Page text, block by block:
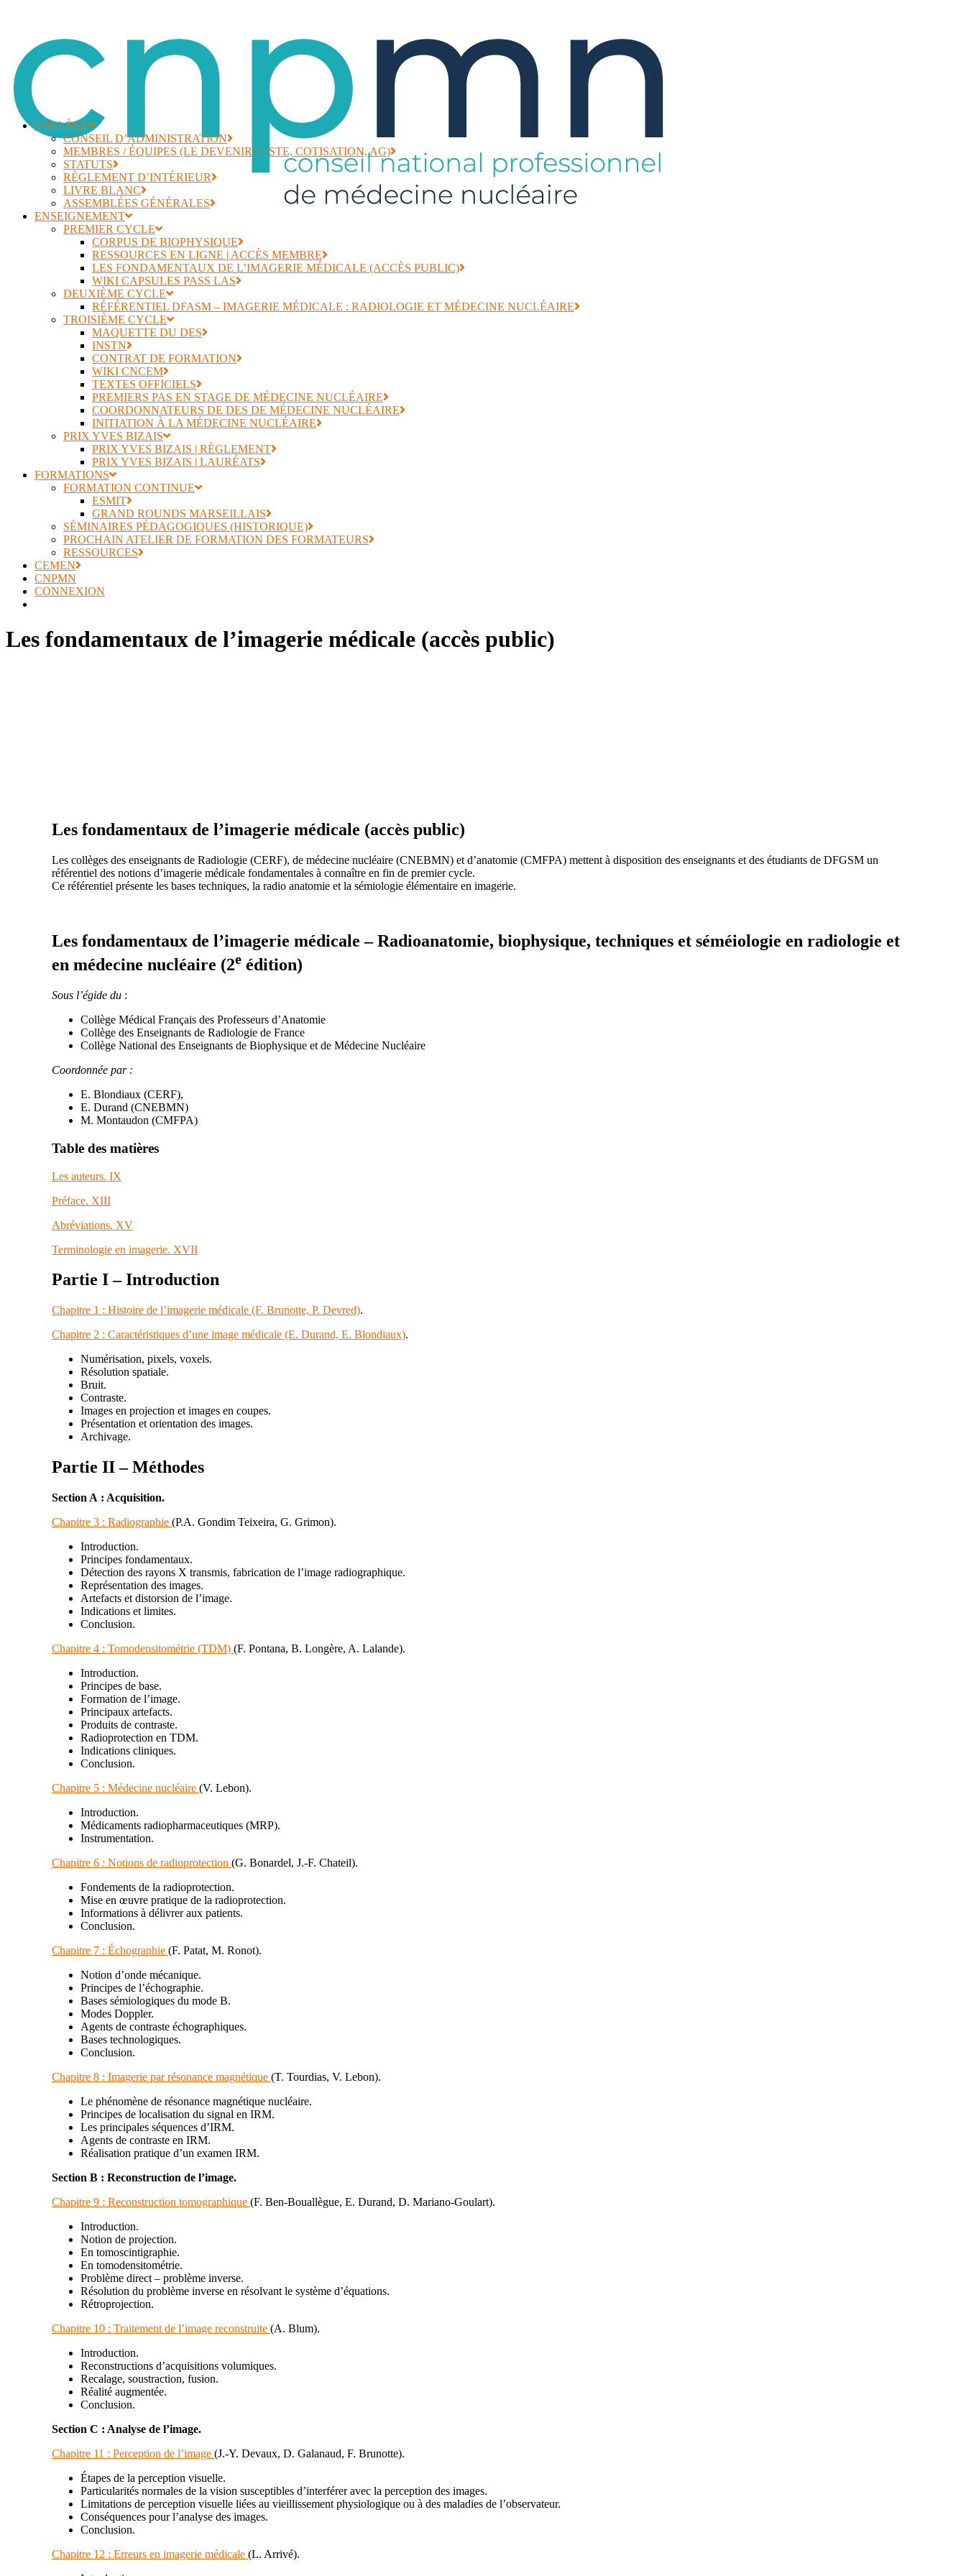
COLLÈGE
CONSEIL D’ADMINISTRATION
MEMBRES / ÉQUIPES (LE DEVENIR, LISTE, COTISATION, AG)
STATUTS
RÈGLEMENT D’INTÉRIEUR
LIVRE BLANC
ASSEMBLÉES GÉNÉRALES
ENSEIGNEMENT
PREMIER CYCLE
CORPUS DE BIOPHYSIQUE
RESSOURCES EN LIGNE | ACCÈS MEMBRE
LES FONDAMENTAUX DE L’IMAGERIE MÉDICALE (ACCÈS PUBLIC)
WIKI CAPSULES PASS LAS
DEUXIÈME CYCLE
RÉFÉRENTIEL DFASM – IMAGERIE MÉDICALE : RADIOLOGIE ET MÉDECINE NUCLÉAIRE
TROISIÈME CYCLE
MAQUETTE DU DES
INSTN
CONTRAT DE FORMATION
WIKI CNCEM
TEXTES OFFICIELS
PREMIERS PAS EN STAGE DE MÉDECINE NUCLÉAIRE
COORDONNATEURS DE DES DE MÉDECINE NUCLÉAIRE
INITIATION À LA MÉDECINE NUCLÉAIRE
PRIX YVES BIZAIS
PRIX YVES BIZAIS | RÈGLEMENT
PRIX YVES BIZAIS | LAURÉATS
FORMATIONS
FORMATION CONTINUE
ESMIT
GRAND ROUNDS MARSEILLAIS
SÉMINAIRES PÉDAGOGIQUES (HISTORIQUE)
PROCHAIN ATELIER DE FORMATION DES FORMATEURS
RESSOURCES
CEMEN
CNPMN
CONNEXION
Les fondamentaux de l’imagerie médicale (accès public)
Les fondamentaux de l’imagerie médicale (accès public)
Les collèges des enseignants de Radiologie (CERF), de médecine nucléaire (CNEBMN) et d’anatomie (CMFPA) mettent à disposition des enseignants et des étudiants de DFGSM un
référentiel des notions d’imagerie médicale fondamentales à connaître en fin de premier cycle.
Ce référentiel présente les bases techniques, la radio anatomie et la sémiologie élémentaire en imagerie.
Les fondamentaux de l’imagerie médicale –Radioanatomie, biophysique, techniques et séméiologie en radiologie et
en médecine nucléaire (2e édition)
Sous l’égide du :
Collège Médical Français des Professeurs d’Anatomie
Collège des Enseignants de Radiologie de France
Collège National des Enseignants de Biophysique et de Médecine Nucléaire
Coordonnée par :
E. Blondiaux (CERF),
E. Durand (CNEBMN)
M. Montaudon (CMFPA)
Table des matières
Les auteurs. IX
Préface. XIII
Abréviations. XV
Terminologie en imagerie. XVII
Partie I –Introduction
Chapitre 1 : Histoire de l’imagerie médicale (F. Brunotte, P. Devred).
Chapitre 2 : Caractéristiques d’une image médicale (E. Durand, E. Blondiaux).
Numérisation, pixels, voxels.
Résolution spatiale.
Bruit.
Contraste.
Images en projection et images en coupes.
Présentation et orientation des images.
Archivage.
Partie II –Méthodes
Section A : Acquisition.
Chapitre 3 : Radiographie (P.A. Gondim Teixeira, G. Grimon).
Introduction.
Principes fondamentaux.
Détection des rayons X transmis, fabrication de l’image radiographique.
Représentation des images.
Artefacts et distorsion de l’image.
Indications et limites.
Conclusion.
Chapitre 4 : Tomodensitométrie (TDM) (F. Pontana, B. Longère, A. Lalande).
Introduction.
Principes de base.
Formation de l’image.
Principaux artefacts.
Produits de contraste.
Radioprotection en TDM.
Indications cliniques.
Conclusion.
Chapitre 5 : Médecine nucléaire (V. Lebon).
Introduction.
Médicaments radiopharmaceutiques (MRP).
Instrumentation.
Chapitre 6 : Notions de radioprotection (G. Bonardel, J.-F. Chateil).
Fondements de la radioprotection.
Mise en œuvre pratique de la radioprotection.
Informations à délivrer aux patients.
Conclusion.
Chapitre 7 : Échographie (F. Patat, M. Ronot).
Notion d’onde mécanique.
Principes de l’échographie.
Bases sémiologiques du mode B.
Modes Doppler.
Agents de contraste échographiques.
Bases technologiques.
Conclusion.
Chapitre 8 : Imagerie par résonance magnétique (T. Tourdias, V. Lebon).
Le phénomène de résonance magnétique nucléaire.
Principes de localisation du signal en IRM.
Les principales séquences d’IRM.
Agents de contraste en IRM.
Réalisation pratique d’un examen IRM.
Section B : Reconstruction de l’image.
Chapitre 9 : Reconstruction tomographique (F. Ben-Bouallègue, E. Durand, D. Mariano-Goulart).
Introduction.
Notion de projection.
En tomoscintigraphie.
En tomodensitométrie.
Problème direct – problème inverse.
Résolution du problème inverse en résolvant le système d’équations.
Rétroprojection.
Chapitre 10 : Traitement de l’image reconstruite (A. Blum).
Introduction.
Reconstructions d’acquisitions volumiques.
Recalage, soustraction, fusion.
Réalité augmentée.
Conclusion.
Section C : Analyse de l’image.
Chapitre 11 : Perception de l’image (J.-Y. Devaux, D. Galanaud, F. Brunotte).
Étapes de la perception visuelle.
Particularités normales de la vision susceptibles d’interférer avec la perception des images.
Limitations de perception visuelle liées au vieillissement physiologique ou à des maladies de l’observateur.
Conséquences pour l’analyse des images.
Conclusion.
Chapitre 12 : Erreurs en imagerie médicale (L. Arrivé).